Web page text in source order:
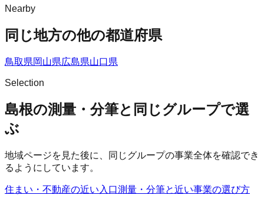
Nearby
同じ地方の他の都道府県
鳥取県岡山県広島県山口県
Selection
島根の測量・分筆と同じグループで選
ぶ
地域ページを見た後に、同じグループの事業全体を確認でき
るようにしています。
住まい・不動産の近い入口測量・分筆と近い事業の選び方